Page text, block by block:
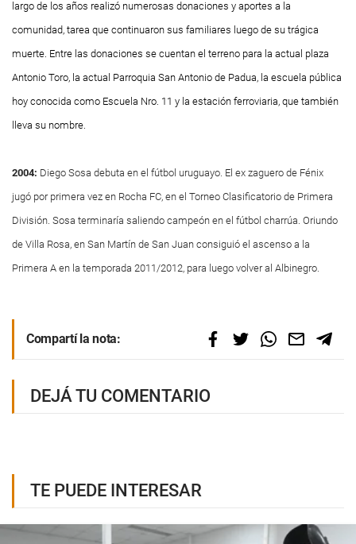
largo de los años realizó numerosas donaciones y aportes a la
comunidad, tarea que continuaron sus familiares luego de su trágica
muerte. Entre las donaciones se cuentan el terreno para la actual plaza
Antonio Toro, la actual Parroquia San Antonio de Padua, la escuela pública
hoy conocida como Escuela Nro. 11 y la estación ferroviaria, que también
lleva su nombre.
2004: Diego Sosa debuta en el fútbol uruguayo. El ex zaguero de Fénix
jugó por primera vez en Rocha FC, en el Torneo Clasificatorio de Primera
División. Sosa terminaría saliendo campeón en el fútbol charrúa. Oriundo
de Villa Rosa, en San Martín de San Juan consiguió el ascenso a la
Primera A en la temporada 2011/2012, para luego volver al Albinegro.
Compartí la nota:
DEJÁ TU COMENTARIO
TE PUEDE INTERESAR